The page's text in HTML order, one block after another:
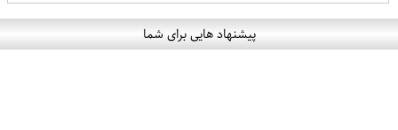
پیشنهاد هایی برای شما